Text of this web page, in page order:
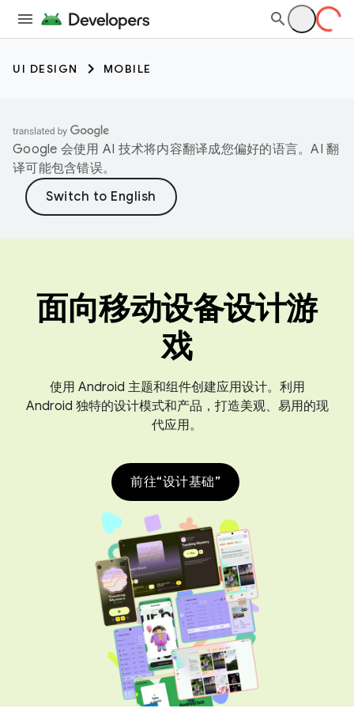
UI DESIGN MOBILE
Google 会使用 AI 技术将内容翻译成您偏好的语言。AI 翻
译可能包含错误。
面向移动设备设计游
戏
使用 Android 主题和组件创建应用设计。利用
Android 独特的设计模式和产品，打造美观、易用的现
代应用。
前往“设计基础”